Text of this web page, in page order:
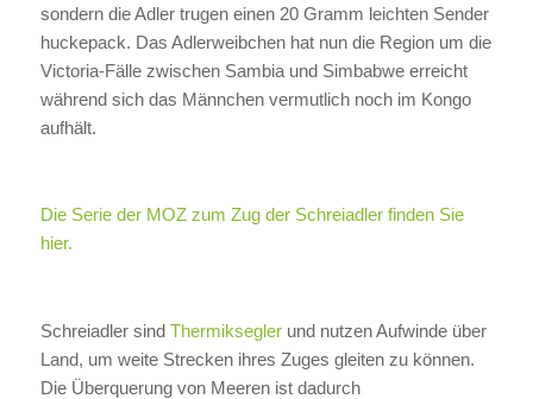
sondern die Adler trugen einen 20 Gramm leichten Sender
huckepack. Das Adlerweibchen hat nun die Region um die
Victoria-Fälle zwischen Sambia und Simbabwe erreicht
während sich das Männchen vermutlich noch im Kongo
aufhält.
Die Serie der MOZ zum Zug der Schreiadler finden Sie
hier.
Schreiadler sind Thermiksegler und nutzen Aufwinde über
Land, um weite Strecken ihres Zuges gleiten zu können.
Die Überquerung von Meeren ist dadurch